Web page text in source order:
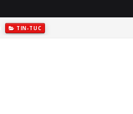
TIN-TUC